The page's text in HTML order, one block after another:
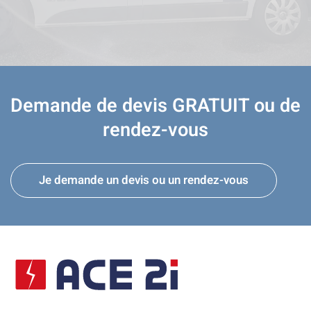
Demande de devis GRATUIT ou de
rendez-vous
Je demande un devis ou un rendez-vous